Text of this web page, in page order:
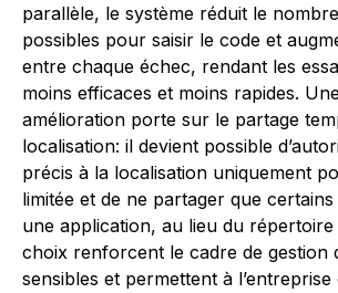
parallèle, le système réduit le
possibles pour saisir le code et
entre chaque échec, rendant les
moins efficaces et moins rapides.
amélioration porte sur le partage
localisation: il devient possible
précis à la localisation uniquement
limitée et de ne partager que
une application, au lieu du répertoire
choix renforcent le cadre de gestion
sensibles et permettent à